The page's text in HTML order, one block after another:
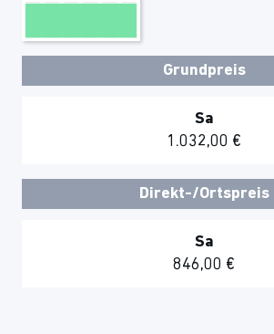
Grundpreis
Sa
1.032,00 €
Direkt-/Ortspreis
Sa
846,00 €